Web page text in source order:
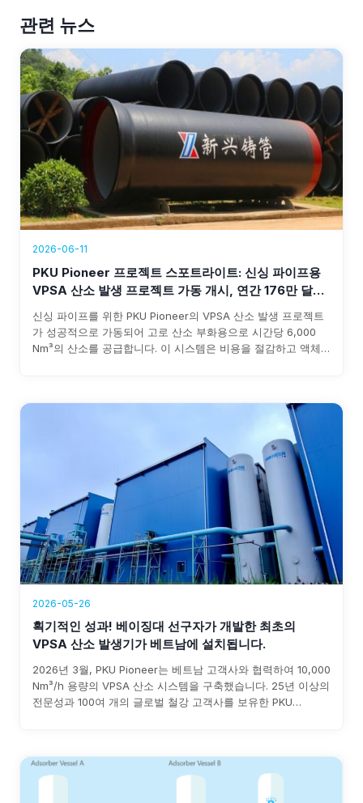
관련 뉴스
2026-06-11
PKU Pioneer 프로젝트 스포트라이트: 신싱 파이프용
VPSA 산소 발생 프로젝트 가동 개시, 연간 176만 달러
신싱 파이프를 위한 PKU Pioneer의 VPSA 산소 발생 프로젝트
가 성공적으로 가동되어 고로 산소 부화용으로 시간당 6,000
Nm³의 산소를 공급합니다. 이 시스템은 비용을 절감하고 액체
2026-05-26
획기적인 성과! 베이징대 선구자가 개발한 최초의
VPSA 산소 발생기가 베트남에 설치됩니다.
2026년 3월, PKU Pioneer는 베트남 고객사와 협력하여 10,000
Nm³/h 용량의 VPSA 산소 시스템을 구축했습니다. 25년 이상의
전문성과 100여 개의 글로벌 철강 고객사를 보유한 PKU